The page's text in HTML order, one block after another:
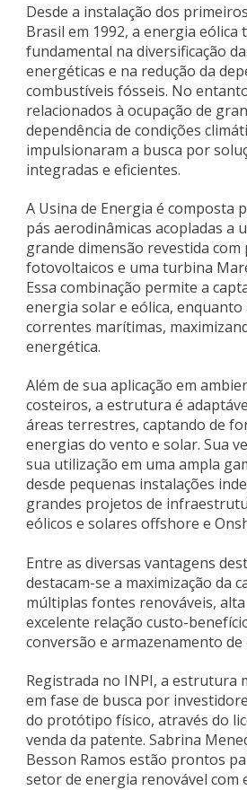
Desde a instalação dos
Brasil em 1992, a energia eólica
fundamental na diversificação
energéticas e na redução da
combustíveis fósseis. No
relacionados à ocupação de
dependência de condições
impulsionaram a busca por
integradas e eficientes.
A Usina de Energia é composta
pás aerodinâmicas acopladas a
grande dimensão revestida com
fotovoltaicos e uma turbina
Essa combinação permite a
energia solar e eólica,
correntes marítimas,
energética.
Além de sua aplicação em
costeiros, a estrutura é
áreas terrestres, captando de
energias do vento e solar. Sua
sua utilização em uma ampla
desde pequenas instalações
grandes projetos de
eólicos e solares offshore e
Entre as diversas vantagens
destacam-se a maximização da
múltiplas fontes renováveis,
excelente relação custo-
conversão e armazenamento de
Registrada no INPI, a estrutura
em fase de busca por
do protótipo físico, através do
venda da patente. Sabrina
Besson Ramos estão prontos
setor de energia renovável com